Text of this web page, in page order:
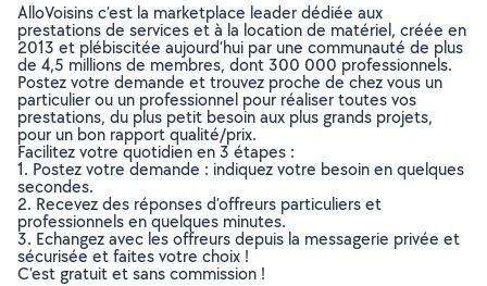
AlloVoisins c’est la marketplace leader dédiée aux
prestations de services et à la location de matériel, créée en
2013 et plébiscitée aujourd’hui par une communauté de plus
de 4,5 millions de membres, dont 300 000 professionnels.
Postez votre demande et trouvez proche de chez vous un
particulier ou un professionnel pour réaliser toutes vos
prestations, du plus petit besoin aux plus grands projets,
pour un bon rapport qualité/prix.
Facilitez votre quotidien en 3 étapes :
1. Postez votre demande : indiquez votre besoin en quelques
secondes.
2. Recevez des réponses d’offreurs particuliers et
professionnels en quelques minutes.
3. Echangez avec les offreurs depuis la messagerie privée et
sécurisée et faites votre choix !
C’est gratuit et sans commission !